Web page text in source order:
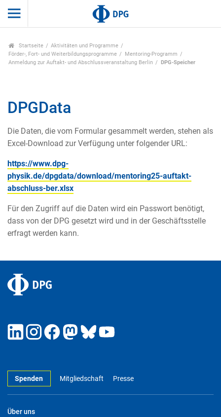
Startseite
Aktivitäten und Programme
Förder-, Fort- und Weiterbildungsprogramme
Mentoring-Programm
Anmeldung zur Auftakt- und Abschlussveranstaltung Berlin
DPG-Speicher
DPGData
Die Daten, die vom Formular gesammelt werden, stehen als
Excel-Download zur Verfügung unter folgender URL:
https://www.dpg-
physik.de/dpgdata/download/mentoring25-auftakt-
abschluss-ber.xlsx
Für den Zugriff auf die Daten wird ein Passwort benötigt,
dass von der DPG gesetzt wird und in der Geschäftsstelle
erfragt werden kann.
Spenden Mitgliedschaft Presse
Über uns